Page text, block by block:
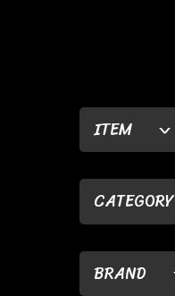
ITEM
CATEGORY
BRAND